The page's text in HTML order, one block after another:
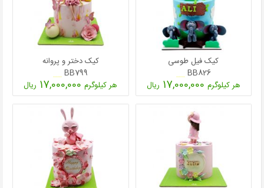
شیرینی
دسر
شکلات و
آبنبات
سفارشیجدید
کیک فیل طوسی
BB826
هر کیلوگرم
ریال
کیک دختر و پروانه
BB799
هر کیلوگرم17,000,000 ریال